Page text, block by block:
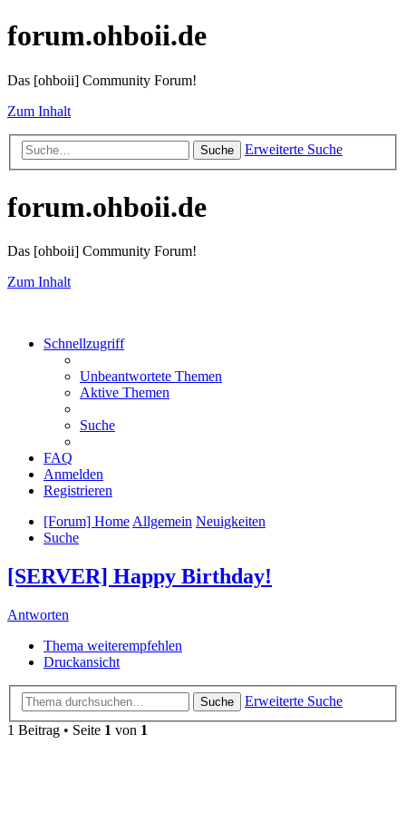
forum.ohboii.de
Das [ohboii] Community Forum!
Zum Inhalt
Suche Erweiterte Suche
forum.ohboii.de
Das [ohboii] Community Forum!
Zum Inhalt
Schnellzugriff
Unbeantwortete Themen
Aktive Themen
Suche
FAQ
Anmelden
Registrieren
[Forum] Home Allgemein Neuigkeiten
Suche
[SERVER] Happy Birthday!
Antworten
Thema weiterempfehlen
Druckansicht
Suche
Erweiterte Suche
1 Beitrag • Seite 1 von 1